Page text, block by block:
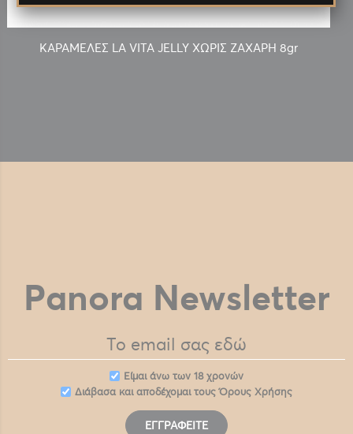
ΚΑΡΑΜΕΛΕΣ LA VITA JELLY ΧΩΡΙΣ ΖΑΧΑΡΗ 8gr
Panora Newsletter
Eίμαι άνω των 18 χρονών
Διάβασα και αποδέχομαι τουςΌρους Χρήσης
ΕΓΓΡΑΦΕΊΤΕ